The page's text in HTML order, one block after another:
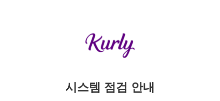
시스템 점검 안내